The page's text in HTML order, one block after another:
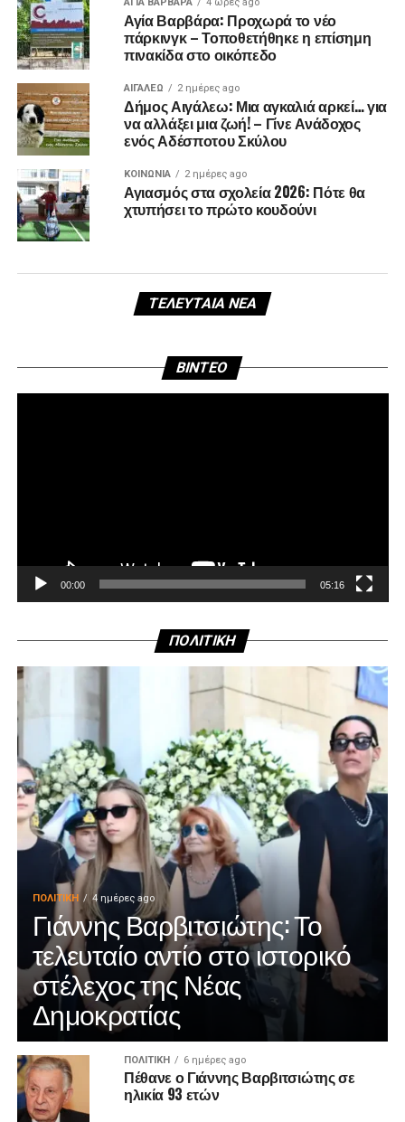
Αγία Βαρβάρα: Προχωρά το νέο
πάρκινγκ – Τοποθετήθηκε η επίσημη
πινακίδα στο οικόπεδο
ΑΙΓΑΛΕΩ 2 ημέρες ago
Δήμος Αιγάλεω: Μια αγκαλιά αρκεί… για
να αλλάξει μια ζωή! – Γίνε Ανάδοχος
ενός Αδέσποτου Σκύλου
ΚΟΙΝΩΝΊΑ 2 ημέρες ago
Αγιασμός στα σχολεία 2026: Πότε θα
χτυπήσει το πρώτο κουδούνι
ΤΕΛΕΥΤΑΊΑ ΝΈΑ
BINTEO
00:00 05:16
ΠΟΛΙΤΙΚΗ
ΠΟΛΙΤΙΚΉ 4 ημέρες ago
Γιάννης Βαρβιτσιώτης: Το
τελευταίο αντίο στο ιστορικό
στέλεχος της Νέας
Δημοκρατίας
ΠΟΛΙΤΙΚΉ 6 ημέρες ago
Πέθανε ο Γιάννης Βαρβιτσιώτης σε
ηλικία 93 ετών